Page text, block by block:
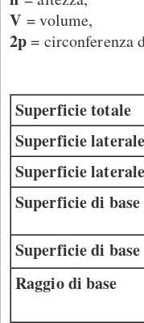
V= volume,
2p= circonferenza
Superficie totale
Superficie laterale
Superficie laterale
Superficie di base
Superficie di base
Raggio di base